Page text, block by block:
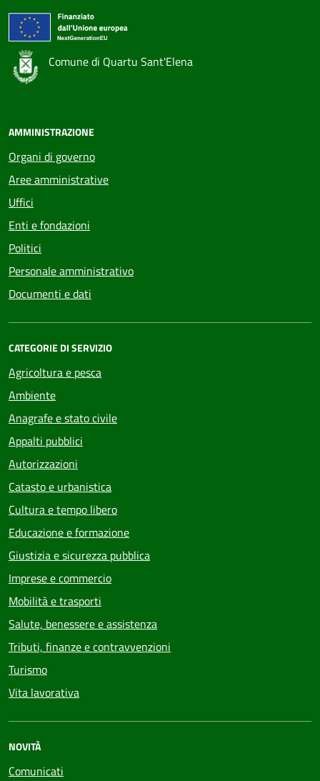
Comune di Quartu Sant'Elena
AMMINISTRAZIONE
Organi di governo
Aree amministrative
Uffici
Enti e fondazioni
Politici
Personale amministrativo
Documenti e dati
CATEGORIE DI SERVIZIO
Agricoltura e pesca
Ambiente
Anagrafe e stato civile
Appalti pubblici
Autorizzazioni
Catasto e urbanistica
Cultura e tempo libero
Educazione e formazione
Giustizia e sicurezza pubblica
Imprese e commercio
Mobilità e trasporti
Salute, benessere e assistenza
Tributi, finanze e contravvenzioni
Turismo
Vita lavorativa
NOVITÀ
Comunicati